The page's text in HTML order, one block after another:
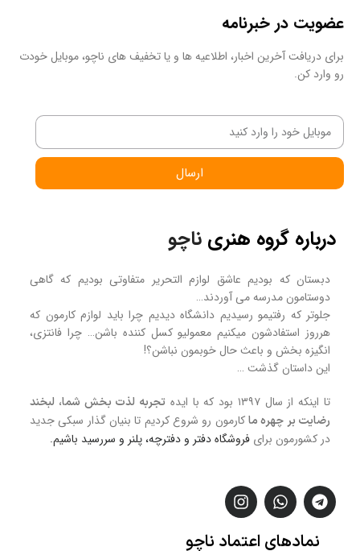
عضویت در خبرنامه
برای دریافت آخرین اخبار، اطلاعیه ها و یا تخفیف های ناچو، موبایل خودت
رو وارد کن.
ارسال
درباره گروه هنری ناچو
دبستان که بودیم عاشق لوازم التحریر متفاوتی بودیم که گاهی
دوستامون مدرسه می آوردند…
جلوتر که رفتیمو رسیدیم دانشگاه دیدیم چرا باید لوازم کارمون که
هرروز استفادشون میکنیم معمولیو کسل کننده باشن… چرا فانتزی،
انگیزه بخش و باعث حال خوبمون نباشن؟!
این داستان گذشت …
تا اینکه از سال ۱۳۹۷ بود که با ایده
تجربه لذت بخش شما، لبخند
رضایت بر چهره ماکارمون رو شروع کردیم تا بنیان گذار سبکی جدید
در کشورمون برای فروشگاهدفتر و دفترچه، پلنر و سررسید باشیم.
نمادهای اعتماد ناچو